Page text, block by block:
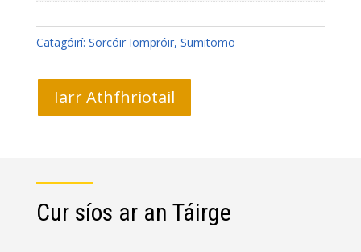
Catagóirí: Sorcóir Iompróir, Sumitomo
Iarr Athfhriotail
Cur síos ar an Táirge